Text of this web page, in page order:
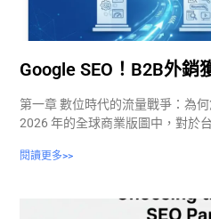
Google SEO！B2B外銷
第一章 數位時代的流量戰爭：為
2026 年的全球商業版圖中，對於
閱讀更多>>